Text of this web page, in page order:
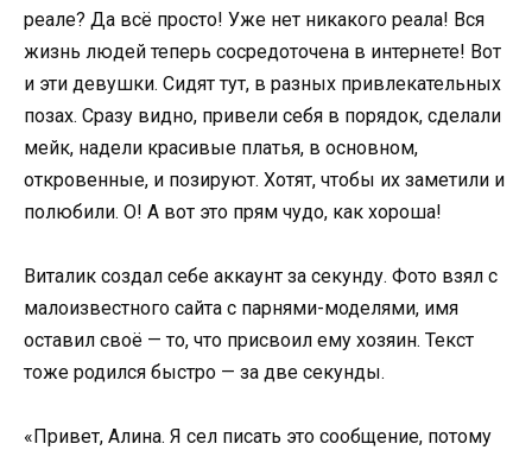
реале? Да всё просто! Уже нет никакого реала! Вся
жизнь людей теперь сосредоточена в интернете! Вот
и эти девушки. Сидят тут, в разных привлекательных
позах. Сразу видно, привели себя в порядок, сделали
мейк, надели красивые платья, в основном,
откровенные, и позируют. Хотят, чтобы их заметили и
полюбили. О! А вот это прям чудо, как хороша!
Виталик создал себе аккаунт за секунду. Фото взял с
малоизвестного сайта с парнями-моделями, имя
оставил своё — то, что присвоил ему хозяин. Текст
тоже родился быстро — за две секунды.
«Привет, Алина. Я сел писать это сообщение, потому